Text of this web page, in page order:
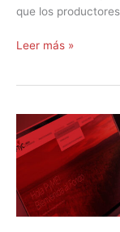
que los
Leer más »
crédito,
a
click
de